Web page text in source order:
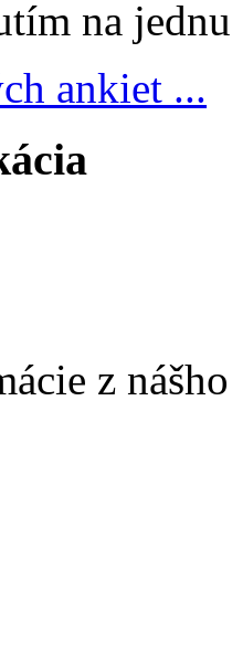
na
ankiet ...
z